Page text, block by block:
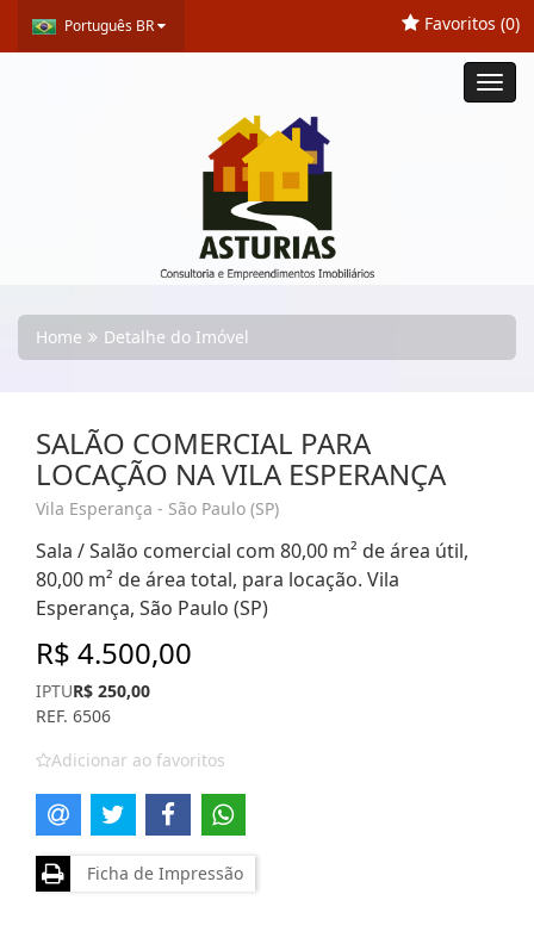
Português BR Favoritos (0)
Home Detalhe do Imóvel
SALÃO COMERCIAL PARA
LOCAÇÃO NA VILA ESPERANÇA
Vila Esperança - São Paulo (SP)
Sala / Salão comercial com 80,00 m² de área útil,
80,00 m² de área total, para locação. Vila
Esperança, São Paulo (SP)
R$ 4.500,00
IPTUR$ 250,00
REF. 6506
Adicionar ao favoritos
Ficha de Impressão